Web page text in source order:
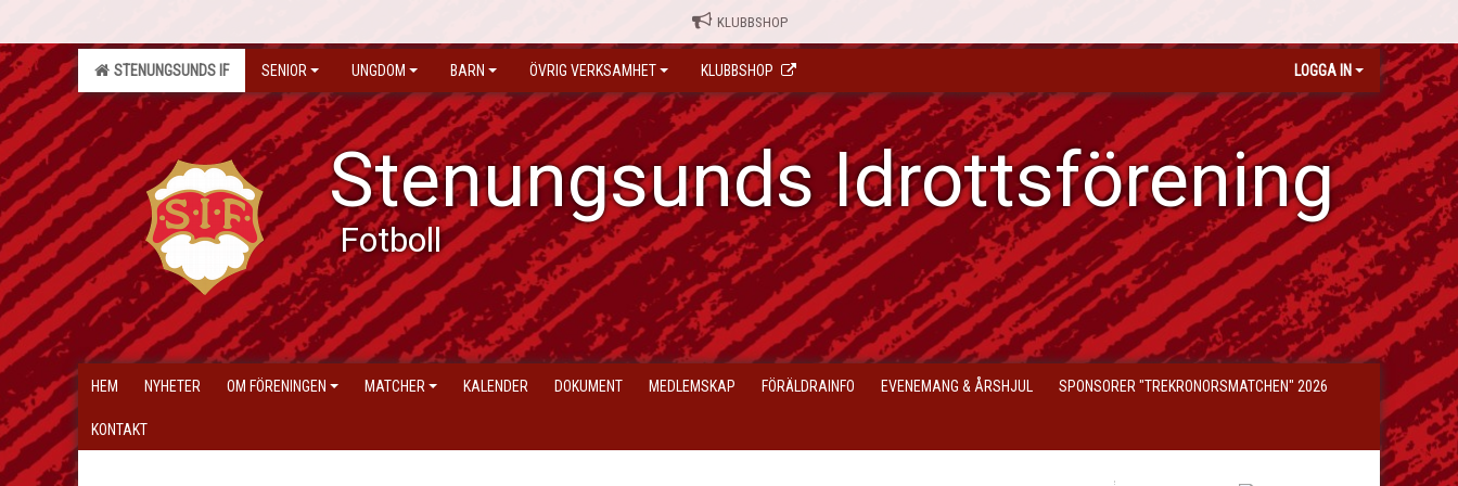
KLUBBSHOP
STENUNGSUNDS IF SENIOR UNGDOM BARN ÖVRIG VERKSAMHET KLUBBSHOP LOGGA IN
Stenungsunds Idrottsförening
Fotboll
HEM NYHETER OM FÖRENINGEN MATCHER KALENDER DOKUMENT MEDLEMSKAP FÖRÄLDRAINFO EVENEMANG & ÅRSHJUL SPONSORER "TREKRONORSMATCHEN" 2026
KONTAKT